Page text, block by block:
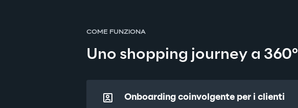
COME FUNZIONA
Uno shopping journey a 360°
Onboarding coinvolgente per i clienti